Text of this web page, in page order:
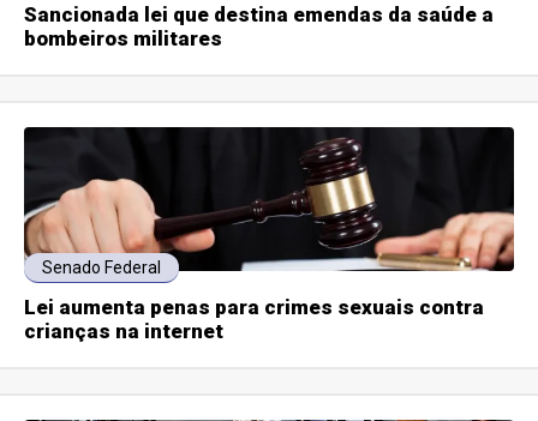
Sancionada lei que destina emendas da saúde a
bombeiros militares
Senado Federal
Lei aumenta penas para crimes sexuais contra
crianças na internet